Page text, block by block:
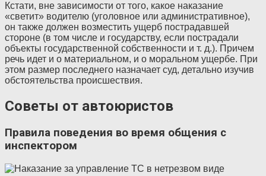
Кстати, вне зависимости от того, какое наказание
«светит» водителю (уголовное или административное),
он также должен возместить ущерб пострадавшей
стороне (в том числе и государству, если пострадали
объекты государственной собственности и т. д.). Причем
речь идет и о материальном, и о моральном ущербе. При
этом размер последнего назначает суд, детально изучив
обстоятельства происшествия.
Советы от автоюристов
Правила поведения во время общения с
инспектором